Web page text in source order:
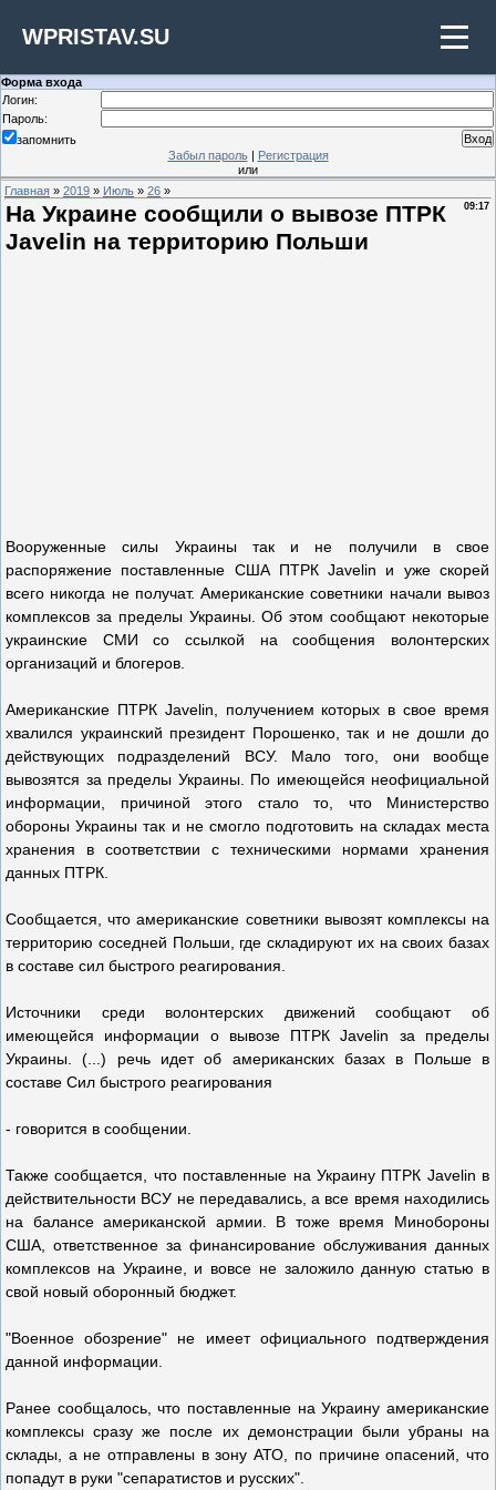
WPRISTAV.SU
Форма входа
Логин:
Пароль:
запомнить
Забыл пароль| Регистрация
или
Главная » 2019 » Июль » 26 »
09:17
На Украине сообщили о вывозе ПТРК
Javelin на территорию Польши
Вооруженные силы Украины так и не получили в свое
распоряжение поставленные США ПТРК Javelin и уже скорей
всего никогда не получат. Американские советники начали вывоз
комплексов за пределы Украины. Об этом сообщают некоторые
украинские СМИ со ссылкой на сообщения волонтерских
организаций и блогеров.
Американские ПТРК Javelin, получением которых в свое время
хвалился украинский президент Порошенко, так и не дошли до
действующих подразделений ВСУ. Мало того, они вообще
вывозятся за пределы Украины. По имеющейся неофициальной
информации, причиной этого стало то, что Министерство
обороны Украины так и не смогло подготовить на складах места
хранения в соответствии с техническими нормами хранения
данных ПТРК.
Сообщается, что американские советники вывозят комплексы на
территорию соседней Польши, где складируют их на своих базах
в составе сил быстрого реагирования.
Источники среди волонтерских движений сообщают об
имеющейся информации о вывозе ПТРК Javelin за пределы
Украины. (...) речь идет об американских базах в Польше в
составе Сил быстрого реагирования
- говорится в сообщении.
Также сообщается, что поставленные на Украину ПТРК Javelin в
действительности ВСУ не передавались, а все время находились
на балансе американской армии. В тоже время Минобороны
США, ответственное за финансирование обслуживания данных
комплексов на Украине, и вовсе не заложило данную статью в
свой новый оборонный бюджет.
"Военное обозрение" не имеет официального подтверждения
данной информации.
Ранее сообщалось, что поставленные на Украину американские
комплексы сразу же после их демонстрации были убраны на
склады, а не отправлены в зону АТО, по причине опасений, что
попадут в руки "сепаратистов и русских".